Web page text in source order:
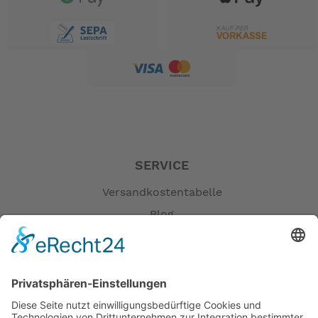
500Wh Powerpack Rahmenakku ein ideales Team für
Egal ob der Einkauf, oder aber die Kinder transportiert
SERVICE
Versandkostentabelle
Blog
Erklärung zur Barrierefreiheit
AGB
Öffnungszeiten